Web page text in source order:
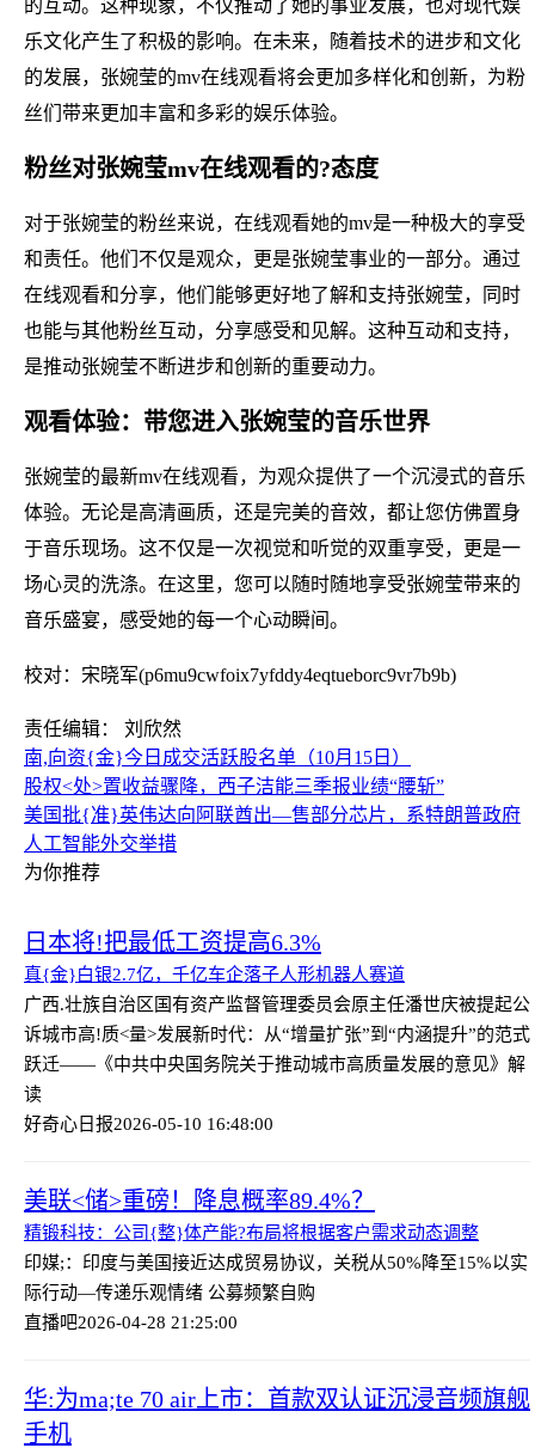
的互动。这种现象，不仅推动了她的事业发展，也对现代娱
乐文化产生了积极的影响。在未来，随着技术的进步和文化
的发展，张婉莹的mv在线观看将会更加多样化和创新，为粉
丝们带来更加丰富和多彩的娱乐体验。
粉丝对张婉莹mv在线观看的?态度
对于张婉莹的粉丝来说，在线观看她的mv是一种极大的享受
和责任。他们不仅是观众，更是张婉莹事业的一部分。通过
在线观看和分享，他们能够更好地了解和支持张婉莹，同时
也能与其他粉丝互动，分享感受和见解。这种互动和支持，
是推动张婉莹不断进步和创新的重要动力。
观看体验：带您进入张婉莹的音乐世界
张婉莹的最新mv在线观看，为观众提供了一个沉浸式的音乐
体验。无论是高清画质，还是完美的音效，都让您仿佛置身
于音乐现场。这不仅是一次视觉和听觉的双重享受，更是一
场心灵的洗涤。在这里，您可以随时随地享受张婉莹带来的
音乐盛宴，感受她的每一个心动瞬间。
校对：宋晓军(p6mu9cwfoix7yfddy4eqtueborc9vr7b9b)
责任编辑： 刘欣然
南,向资{金}今日成交活跃股名单（10月15日）
股权<处>置收益骤降，西子洁能三季报业绩“腰斩”
美国批{准}英伟达向阿联酋出—售部分芯片，系特朗普政府
人工智能外交举措
为你推荐
日本将!把最低工资提高6.3%
真{金}白银2.7亿，千亿车企落子人形机器人赛道
广西.壮族自治区国有资产监督管理委员会原主任潘世庆被提起公
诉城市高!质<量>发展新时代：从“增量扩张”到“内涵提升”的范式
跃迁——《中共中央国务院关于推动城市高质量发展的意见》解
读
好奇心日报2026-05-10 16:48:00
美联<储>重磅！降息概率89.4%？
精锻科技：公司{整}体产能?布局将根据客户需求动态调整
印媒;：印度与美国接近达成贸易协议，关税从50%降至15%以实
际行动—传递乐观情绪 公募频繁自购
直播吧2026-04-28 21:25:00
华:为ma;te 70 air上市：首款双认证沉浸音频旗舰
手机